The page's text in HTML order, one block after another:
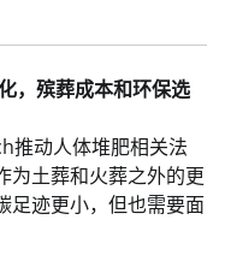
，殡葬成本和环保选
推动人体堆肥相关法
为土葬和火葬之外的更
足迹更小，但也需要面